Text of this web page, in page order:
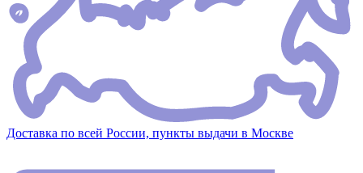
Доставка по всей России, пункты выдачи в Москве